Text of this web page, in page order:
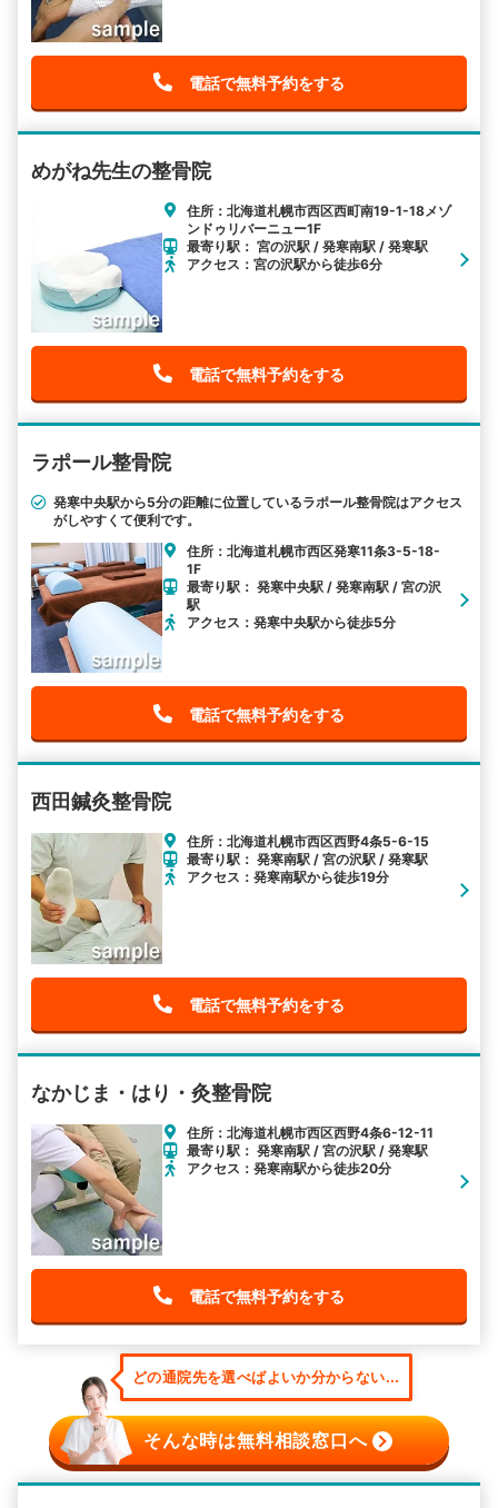
電話で無料予約をする
めがね先生の整骨院
住所：北海道札幌市西区西町南19-1-18メゾ
ンドゥリバーニュー1F
最寄り駅： 宮の沢駅 / 発寒南駅 / 発寒駅
アクセス：宮の沢駅から徒歩6分
電話で無料予約をする
ラポール整骨院
発寒中央駅から5分の距離に位置しているラポール整骨院はアクセス
がしやすくて便利です。
住所：北海道札幌市西区発寒11条3-5-18-
1F
最寄り駅： 発寒中央駅 / 発寒南駅 / 宮の沢
駅
アクセス：発寒中央駅から徒歩5分
電話で無料予約をする
西田鍼灸整骨院
住所：北海道札幌市西区西野4条5-6-15
最寄り駅： 発寒南駅 / 宮の沢駅 / 発寒駅
アクセス：発寒南駅から徒歩19分
電話で無料予約をする
なかじま・はり・灸整骨院
住所：北海道札幌市西区西野4条6-12-11
最寄り駅： 発寒南駅 / 宮の沢駅 / 発寒駅
アクセス：発寒南駅から徒歩20分
電話で無料予約をする
どの通院先を選べばよいか分からない...
そんな時は無料相談窓口へ